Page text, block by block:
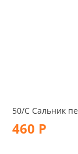
50/C Сальник
460 Р